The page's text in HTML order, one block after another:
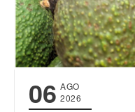
06 AGO
2026